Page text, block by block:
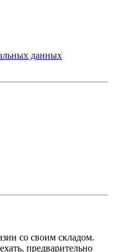
данных
со своим складом.
предварительно